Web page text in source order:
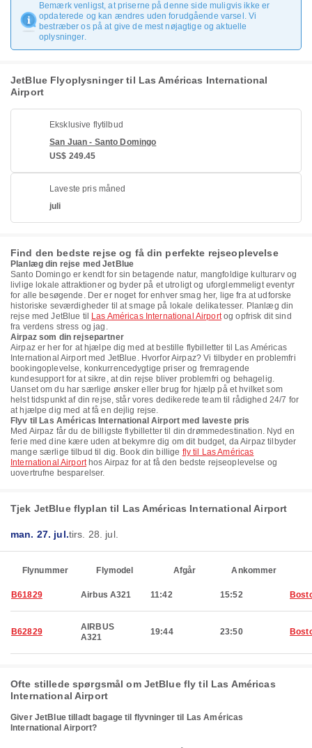
Bemærk venligst, at priserne på denne side muligvis ikke er
opdaterede og kan ændres uden forudgående varsel. Vi
bestræber os på at give de mest nøjagtige og aktuelle
oplysninger.
JetBlue Flyoplysninger til Las Américas International
Airport
Eksklusive flytilbud
San Juan - Santo Domingo
US$ 249.45
Laveste pris måned
juli
Find den bedste rejse og få din perfekte rejseoplevelse
Planlæg din rejse med JetBlue
Santo Domingo er kendt for sin betagende natur, mangfoldige kulturarv og
livlige lokale attraktioner og byder på et utroligt og uforglemmeligt eventyr
for alle besøgende. Der er noget for enhver smag her, lige fra at udforske
historiske seværdigheder til at smage på lokale delikatesser. Planlæg din
rejse med JetBlue til
Las Américas International Airportog opfrisk dit sind
fra verdens stress og jag.
Airpaz som din rejsepartner
Airpaz er her for at hjælpe dig med at bestille flybilletter til Las Américas
International Airport med JetBlue. Hvorfor Airpaz? Vi tilbyder en problemfri
bookingoplevelse, konkurrencedygtige priser og fremragende
kundesupport for at sikre, at din rejse bliver problemfri og behagelig.
Uanset om du har særlige ønsker eller brug for hjælp på et hvilket som
helst tidspunkt af din rejse, står vores dedikerede team til rådighed 24/7 for
at hjælpe dig med at få en dejlig rejse.
Flyv til Las Américas International Airport med laveste pris
Med Airpaz får du de billigste flybilletter til din drømmedestination. Nyd en
ferie med dine kære uden at bekymre dig om dit budget, da Airpaz tilbyder
mange særlige tilbud til dig. Book din billige fly til Las Américas
International Airporthos Airpaz for at få den bedste rejseoplevelse og
uovertrufne besparelser.
Tjek JetBlue flyplan til Las Américas International Airport
man. 27. jul.tirs. 28. jul.
Flynummer Flymodel Afgår Ankommer
B61829 Airbus A321 11:42 15:52
B62829
AIRBUS
A321
19:44 23:50
Ofte stillede spørgsmål om JetBlue fly til Las Américas
International Airport
Giver JetBlue tilladt bagage til flyvninger til Las Américas
International Airport?